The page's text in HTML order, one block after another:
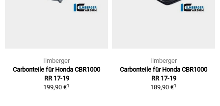
Ilmberger
Carbonteile für Honda CBR1000
RR 17-19
199,90 €1
Ilmberger
Carbonteile für Honda CBR1000
RR 17-19
189,90 €1